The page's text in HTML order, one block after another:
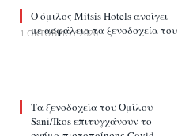
Ο όμιλος Mitsis Hotels ανοίγει
με ασφάλεια τα ξενοδοχεία του
1 ΟΚΤΩΒΡΊΟΥ 2020
Τα ξενοδοχεία του Ομίλου
Sani/Ikos επιτυγχάνουν το